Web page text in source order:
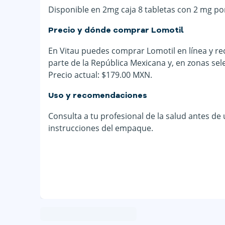
Disponible en 2mg caja 8 tabletas con 2 mg
Precio y dónde comprar Lomotil
En Vitau puedes comprar Lomotil en línea y
parte de la República Mexicana y, en zonas
Precio actual: $179.00 MXN.
Uso y recomendaciones
Consulta a tu profesional de la salud antes
instrucciones del empaque.